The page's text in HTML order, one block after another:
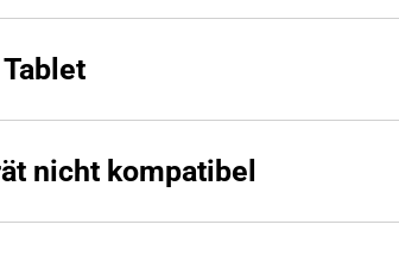
nicht kompatibel